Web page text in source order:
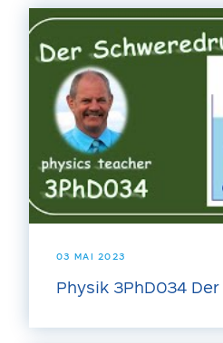
03 MAI 2023
Physik 3PhD034